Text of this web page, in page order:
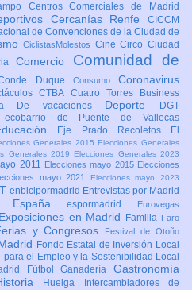
Centros Comerciales de Madrid
Cercanías Renfe CICCM
de Convenciones de la Ciudad de
CiclistasMolestos CineCircoCiudad
Comercio Comunidad de
Duque Consumo Coronavirus
CTBA Cuatro Torres Business
De vacaciones Deporte DGT
ecobarrio de Puente de Vallecas
Eje Prado Recoletos
El
Generales 2015 Elecciones Generales
Generales 2019 Elecciones Generales 2023
2011 Elecciones mayo 2015 Elecciones
mayo 2021 Elecciones mayo 2023
enbicipormadrid Entrevistas por Madrid
Españaespormadrid Eurovegas
Exposiciones en Madrid Familia Faro
y Congresos Festival de Otoño
Fondo Estatal de Inversión Local
para el Empleo y la Sostenibilidad Local
FútbolGanaderíaGastronomía
Huelga
Intercambiadores de